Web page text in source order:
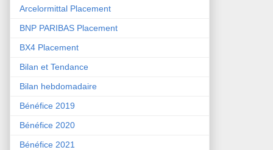
Arcelormittal Placement
BNP PARIBAS Placement
BX4 Placement
Bilan et Tendance
Bilan hebdomadaire
Bénéfice 2019
Bénéfice 2020
Bénéfice 2021